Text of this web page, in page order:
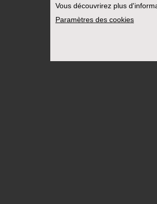
Vous découvrirez plus
Paramètres des cookies